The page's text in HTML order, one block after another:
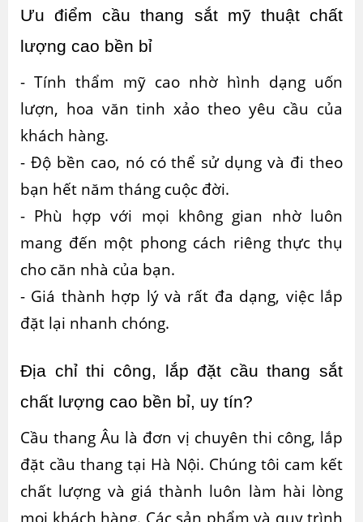
Ưu điểm cầu thang sắt mỹ thuật chất
lượng cao bền bỉ
- Tính thẩm mỹ cao nhờ hình dạng uốn
lượn, hoa văn tinh xảo theo yêu cầu của
khách hàng.
- Độ bền cao, nó có thể sử dụng và đi theo
bạn hết năm tháng cuộc đời.
- Phù hợp với mọi không gian nhờ luôn
mang đến một phong cách riêng thực thụ
cho căn nhà của bạn.
- Giá thành hợp lý và rất đa dạng, việc lắp
đặt lại nhanh chóng.
Địa chỉ thi công, lắp đặt cầu thang sắt
chất lượng cao bền bỉ, uy tín?
Cầu thang Âu là đơn vị chuyên thi công, lắp
đặt cầu thang tại Hà Nội. Chúng tôi cam kết
chất lượng và giá thành luôn làm hài lòng
mọi khách hàng. Các sản phẩm và quy trình